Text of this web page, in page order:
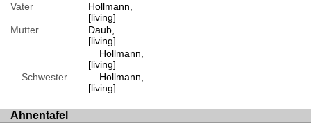
Vater
Hollmann,
[living]
Mutter
Daub,
[living]
Hollmann,
[living]
Schwester
Hollmann,
[living]
Ahnentafel